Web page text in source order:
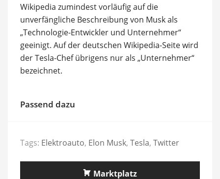
Wikipedia zumindest vorläufig auf die
unverfängliche Beschreibung von Musk als
„Technologie-Entwickler und Unternehmer“
geeinigt. Auf der deutschen Wikipedia-Seite wird
der Tesla-Chef übrigens nur als „Unternehmer“
bezeichnet.
Passend dazu
Tags: Elektroauto, Elon Musk, Tesla, Twitter
Marktplatz